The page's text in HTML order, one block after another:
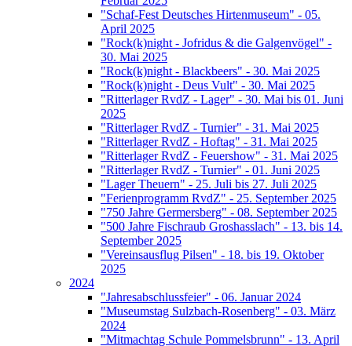
"Schaf-Fest Deutsches Hirtenmuseum" - 05.
April 2025
"Rock(k)night - Jofridus & die Galgenvögel" -
30. Mai 2025
"Rock(k)night - Blackbeers" - 30. Mai 2025
"Rock(k)night - Deus Vult" - 30. Mai 2025
"Ritterlager RvdZ - Lager" - 30. Mai bis 01. Juni
2025
"Ritterlager RvdZ - Turnier" - 31. Mai 2025
"Ritterlager RvdZ - Hoftag" - 31. Mai 2025
"Ritterlager RvdZ - Feuershow" - 31. Mai 2025
"Ritterlager RvdZ - Turnier" - 01. Juni 2025
"Lager Theuern" - 25. Juli bis 27. Juli 2025
"Ferienprogramm RvdZ" - 25. September 2025
"750 Jahre Germersberg" - 08. September 2025
"500 Jahre Fischraub Groshasslach" - 13. bis 14.
September 2025
"Vereinsausflug Pilsen" - 18. bis 19. Oktober
2025
2024
"Jahresabschlussfeier" - 06. Januar 2024
"Museumstag Sulzbach-Rosenberg" - 03. März
2024
"Mitmachtag Schule Pommelsbrunn" - 13. April